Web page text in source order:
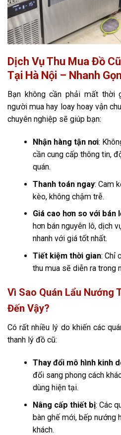
Dịch Vụ Thu Mua Đồ
Tại Hà Nội – Nhanh
Bạn không cần phải mất thời
người mua hay loay hoay vận
chuyên nghiệp sẽ giúp bạn:
Nhận hàng tận nơi:
cần cung cấp thông tin,
quán.
Thanh toán ngay: Cam
kèo, không chậm trễ.
Giá cao hơn so với bán
hơn bán nguyên lô, dịch
nhanh với giá tốt nhất.
Tiết kiệm thời gian: Chỉ
thu mua sẽ diễn ra trong
Vì Sao Quán Lẩu Nướng
Đến Vậy?
Có rất nhiều lý do khiến các
thanh lý đồ cũ:
Thay đổi mô hình kinh
đổi sang phong cách
dùng hiện tại.
Nâng cấp thiết bị: Các
bàn ghế mới, bếp nướng
khách.